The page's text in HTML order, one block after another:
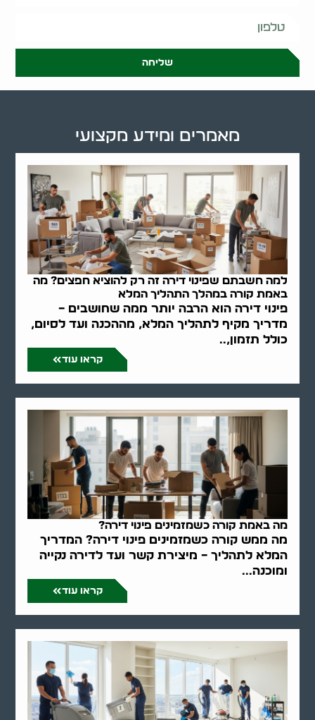
שליחה
למה חשבתם שפינוי דירה זה רק להוציא חפצים? מה
באמת קורה במהלך התהליך המלא
פינוי דירה הוא הרבה יותר ממה שחושבים –
מדריך מקיף לתהליך המלא, מההכנה ועד לסיום,
כולל תזמון,..
קראו עוד
מה באמת קורה כשמזמינים פינוי דירה?
מה ממש קורה כשמזמינים פינוי דירה? המדריך
המלא לתהליך – מיצירת קשר ועד לדירה נקייה
ומוכנה...
קראו עוד
מאמרים ומידע מקצועי